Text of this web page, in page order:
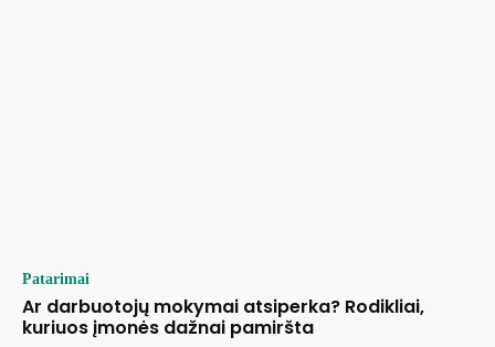
Patarimai
Ar darbuotojų mokymai atsiperka? Rodikliai,
kuriuos įmonės dažnai pamiršta